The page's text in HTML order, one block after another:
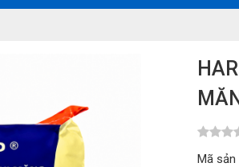
Mã sản